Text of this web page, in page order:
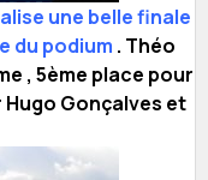
une belle finale
du podium . Théo
, 5ème place pour
Hugo Gonçalves et